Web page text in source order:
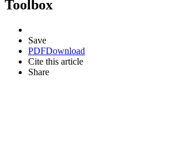
Toolbox
Save
PDFDownload
Cite this article
Share